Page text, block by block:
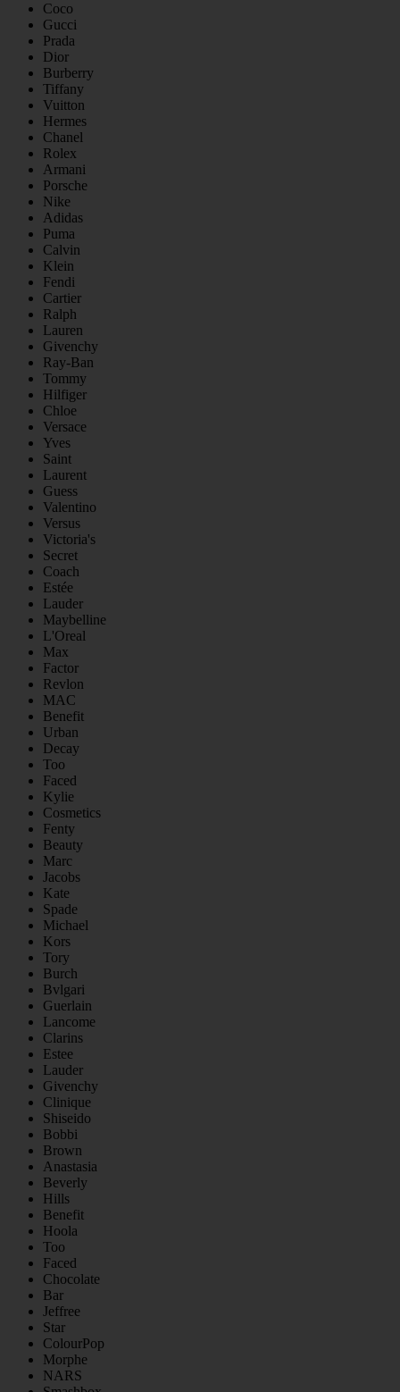
Coco
Gucci
Prada
Dior
Burberry
Tiffany
Vuitton
Hermes
Chanel
Rolex
Armani
Porsche
Nike
Adidas
Puma
Calvin
Klein
Fendi
Cartier
Ralph
Lauren
Givenchy
Ray-Ban
Tommy
Hilfiger
Chloe
Versace
Yves
Saint
Laurent
Guess
Valentino
Versus
Victoria's
Secret
Coach
Estée
Lauder
Maybelline
L'Oreal
Max
Factor
Revlon
MAC
Benefit
Urban
Decay
Too
Faced
Kylie
Cosmetics
Fenty
Beauty
Marc
Jacobs
Kate
Spade
Michael
Kors
Tory
Burch
Bvlgari
Guerlain
Lancome
Clarins
Estee
Lauder
Givenchy
Clinique
Shiseido
Bobbi
Brown
Anastasia
Beverly
Hills
Benefit
Hoola
Too
Faced
Chocolate
Bar
Jeffree
Star
ColourPop
Morphe
NARS